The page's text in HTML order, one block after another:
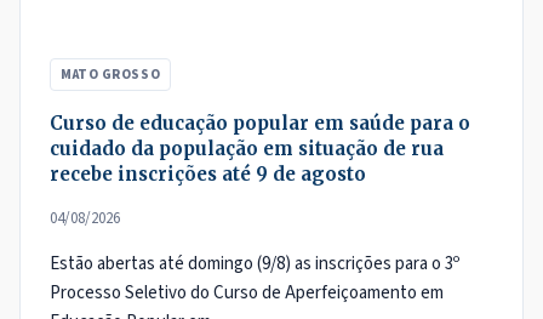
MATO GROSSO
Curso de educação popular em saúde para o
cuidado da população em situação de rua
recebe inscrições até 9 de agosto
04/08/2026
Estão abertas até domingo (9/8) as inscrições para o 3º
Processo Seletivo do Curso de Aperfeiçoamento em